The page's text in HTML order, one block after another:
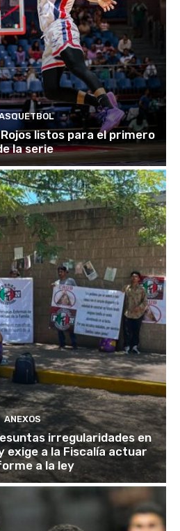
listos para el primero
la serie
ANEXOS
irregularidades en
exige a la Fiscalía actuar
a la ley